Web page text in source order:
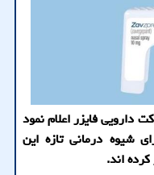
دارویی فایزر اعلام نمود
شیوه درمانی تازه این
اند.